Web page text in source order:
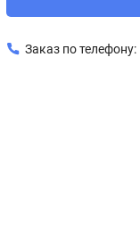
Заказ по телефону: